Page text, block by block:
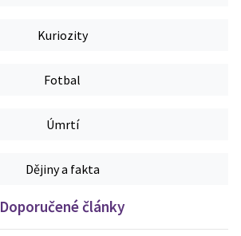
Kuriozity
Fotbal
Úmrtí
Dějiny a fakta
Doporučené články